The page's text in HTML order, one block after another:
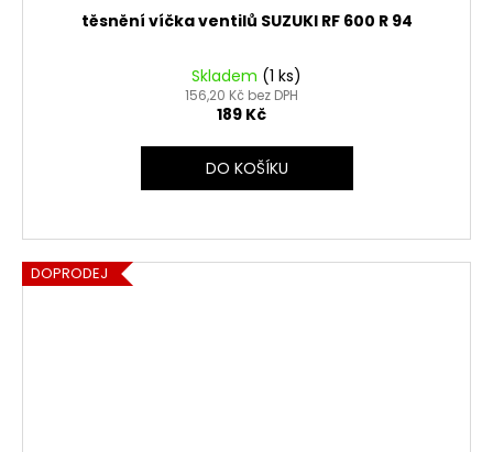
těsnění víčka ventilů SUZUKI RF 600 R 94
Skladem (1 ks)
156,20 Kč bez DPH
189 Kč
DO KOŠÍKU
DOPRODEJ